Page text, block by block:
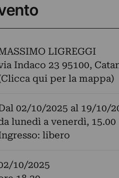
LIGREGGI
Indaco 23 95100,
qui per la mappa)
02/10/2025 al 19/10/
lunedì a venerdì, 15.00
libero
10/2025